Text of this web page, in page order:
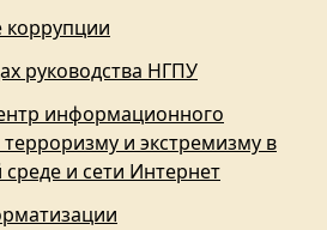
коррупции
руководства НГПУ
информационного
и экстремизму в
и сети Интернет